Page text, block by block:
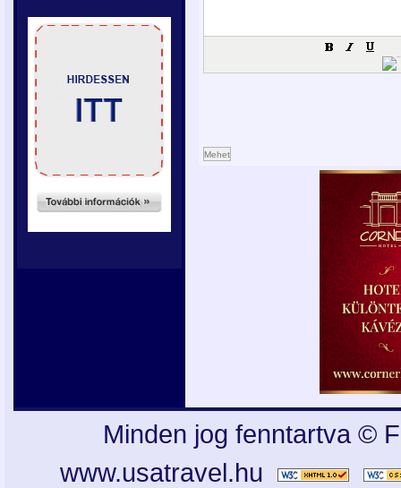
Mehet
Minden jog fenntartva ©
www.usatravel.hu